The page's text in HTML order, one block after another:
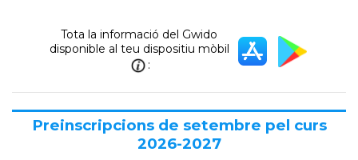
Tota la informació del Gwido
disponible al teu dispositiu mòbil
:
Preinscripcions de setembre pel curs
2026-2027